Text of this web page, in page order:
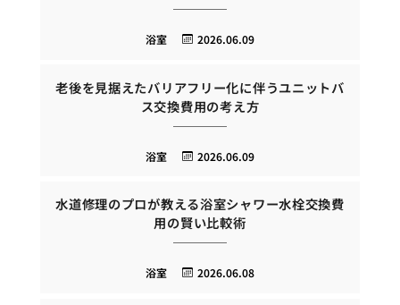
2026.06.09
浴室
老後を見据えたバリアフリー化に伴うユニットバ
ス交換費用の考え方
2026.06.09
浴室
水道修理のプロが教える浴室シャワー水栓交換費
用の賢い比較術
2026.06.08
浴室